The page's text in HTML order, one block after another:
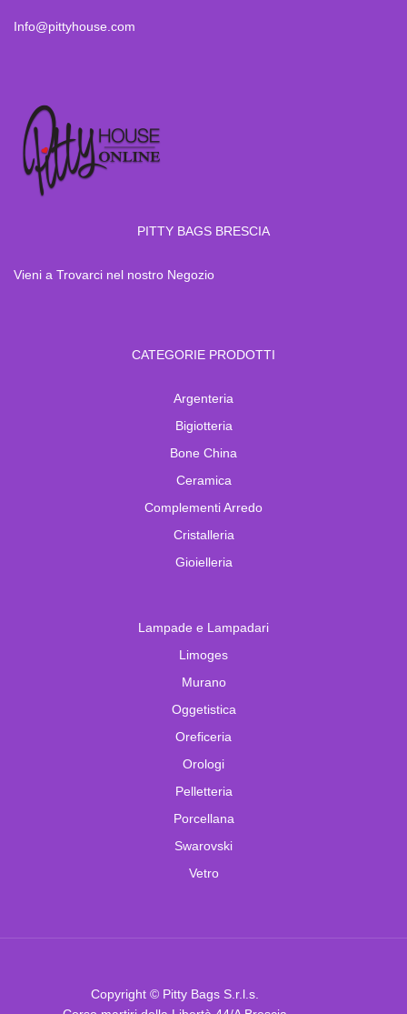
Info@pittyhouse.com
PITTY BAGS BRESCIA
Vieni a Trovarci nel nostro Negozio
CATEGORIE PRODOTTI
Argenteria
Bigiotteria
Bone China
Ceramica
Complementi Arredo
Cristalleria
Gioielleria
Lampade e Lampadari
Limoges
Murano
Oggetistica
Oreficeria
Orologi
Pelletteria
Porcellana
Swarovski
Vetro
Copyright © Pitty Bags S.r.l.s.